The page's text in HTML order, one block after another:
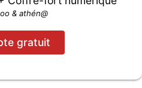
& athén@
gratuit